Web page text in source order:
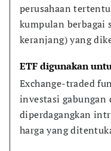
perusahaan
kumpulan berbagai
keranjang) yang
ETF digunakan
Exchange-traded
investasi gabungan
diperdagangkan
harga yang